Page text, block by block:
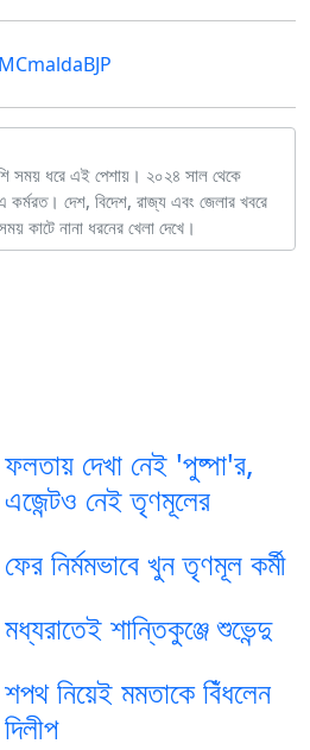
maldaBJP
সময় ধরে এই পেশায়। ২০২৪ সাল থেকে
দেশ, বিদেশ, রাজ্য এবং জেলার খবরে
কাটে নানা ধরনের খেলা দেখে।
ফলতায় দেখা নেই 'পুষ্পা'র,
এজেন্টও নেই তৃণমূলের
ফের নির্মমভাবে খুন তৃণমূল কর্মী
মধ্যরাতেই শান্তিকুঞ্জে শুভেন্দু
শপথ নিয়েই মমতাকে বিঁধলেন
দিলীপ